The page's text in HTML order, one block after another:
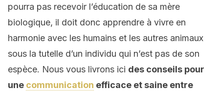
pourra pas recevoir l’éducation de sa mère
biologique, il doit donc apprendre à vivre en
harmonie avec les humains et les autres animaux
sous la tutelle d’un individu qui n’est pas de son
espèce. Nous vous livrons ici des conseils pour
une communication efficace et saine entre